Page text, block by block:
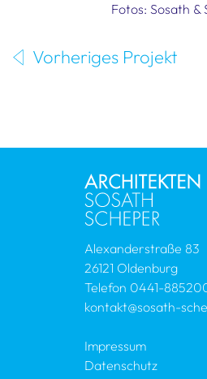
Fotos: Sosath &
Vorheriges Projekt
Alexanderstraße 83
26121 Oldenburg
Telefon 0441-
kontakt@sosath-
Impressum
Datenschutz